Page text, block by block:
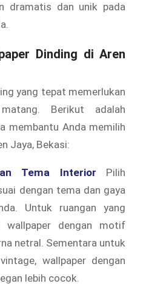
dramatis dan unik pada
Dinding di Aren
yang tepat memerlukan
Berikut adalah
membantu Anda memilih
Jaya, Bekasi:
Tema Interior Pilih
dengan tema dan gaya
Untuk ruangan yang
wallpaper dengan motif
netral. Sementara untuk
wallpaper dengan
lebih cocok.